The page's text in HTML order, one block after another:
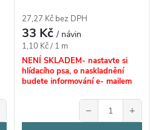
27,27 Kč bez DPH
33 Kč/ návin
Měrná
cena:
1,10 Kč / 1 m
NENÍ SKLADEM- nastavte si
hlídacího psa, o naskladnění
budete informování e- mailem
− +